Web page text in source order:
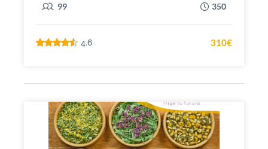
99 350
4.6 310€